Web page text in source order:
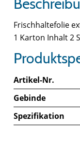
Frischhaltefolie
1 Karton Inhalt 2
Artikel-Nr.
Gebinde
Spezifikation